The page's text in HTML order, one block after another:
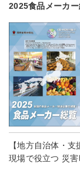
2025食品メーカ
【地方自治体・支
現場で役立つ 災